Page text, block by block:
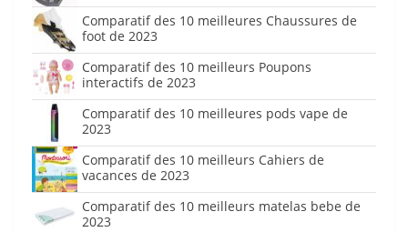
Comparatif des 10 meilleures Chaussures de
foot de 2023
Comparatif des 10 meilleurs Poupons
interactifs de 2023
Comparatif des 10 meilleures pods vape de
2023
Comparatif des 10 meilleurs Cahiers de
vacances de 2023
Comparatif des 10 meilleurs matelas bebe de
2023